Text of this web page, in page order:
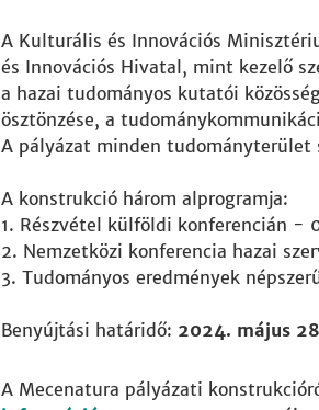
A Kulturális és Innovációs
és Innovációs Hivatal, mint kezelő
a hazai tudományos kutatói
ösztönzése, a
A pályázat minden tudományterület
A konstrukció három alprogramja:
1. Részvétel külföldi konferencián -
2. Nemzetközi konferencia hazai
3. Tudományos eredmények
Benyújtási határidő: 2024. május
A Mecenatura pályázati